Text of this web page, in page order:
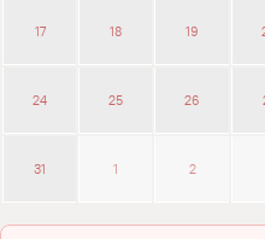
17 18 19
24 25 26
31 1 2